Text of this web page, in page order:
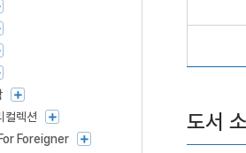
컬렉션
Foreigner
도서